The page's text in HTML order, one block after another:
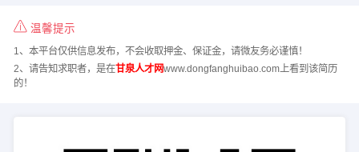
温馨提示
1、本平台仅供信息发布，不会收取押金、保证金，请微友务必谨慎！
2、请告知求职者，是在甘泉人才网www.dongfanghuibao.com上看到该简历
的！